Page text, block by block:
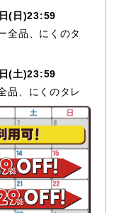
(日)23:59
全品、にくのタ
(土)23:59
品、にくのタレ